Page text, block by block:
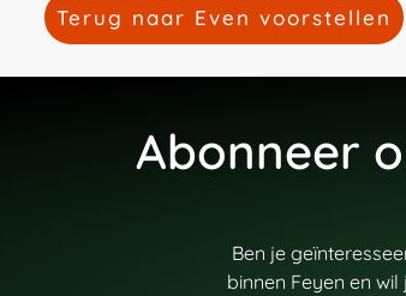
Terug naar Even voorstellen
Abonneer
Ben je
binnen Feyen en